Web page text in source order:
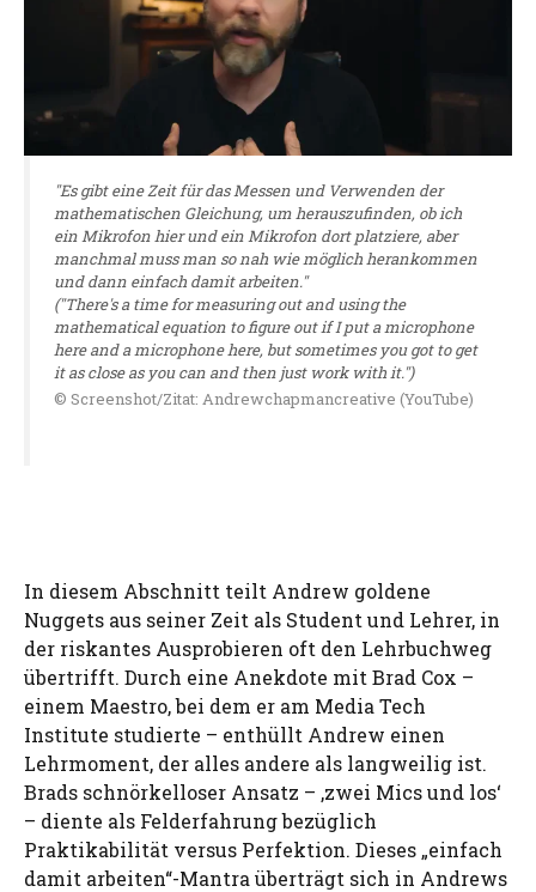
"Es gibt eine Zeit für das Messen und Verwenden der
mathematischen Gleichung, um herauszufinden, ob ich
ein Mikrofon hier und ein Mikrofon dort platziere, aber
manchmal muss man so nah wie möglich herankommen
und dann einfach damit arbeiten."
("There's a time for measuring out and using the
mathematical equation to figure out if I put a microphone
here and a microphone here, but sometimes you got to get
it as close as you can and then just work with it.")
© Screenshot/Zitat: Andrewchapmancreative (YouTube)
In diesem Abschnitt teilt Andrew goldene
Nuggets aus seiner Zeit als Student und Lehrer, in
der riskantes Ausprobieren oft den Lehrbuchweg
übertrifft. Durch eine Anekdote mit Brad Cox –
einem Maestro, bei dem er am Media Tech
Institute studierte – enthüllt Andrew einen
Lehrmoment, der alles andere als langweilig ist.
Brads schnörkelloser Ansatz – ‚zwei Mics und los‘
– diente als Felderfahrung bezüglich
Praktikabilität versus Perfektion. Dieses „einfach
damit arbeiten“-Mantra überträgt sich in Andrews